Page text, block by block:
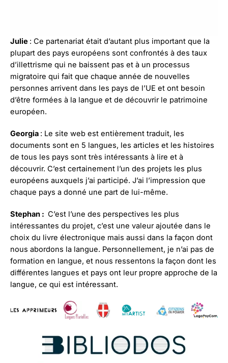
Julie : Ce partenariat était d’autant plus important que la
plupart des pays européens sont confrontés à des taux
d’illettrisme qui ne baissent pas et à un processus
migratoire qui fait que chaque année de nouvelles
personnes arrivent dans les pays de l’UE et ont besoin
d’être formées à la langue et de découvrir le patrimoine
européen.
Georgia : Le site web est entièrement traduit, les
documents sont en 5 langues, les articles et les histoires
de tous les pays sont très intéressants à lire et à
découvrir. C’est certainement l’un des projets les plus
européens auxquels j’ai participé. J’ai l’impression que
chaque pays a donné une part de lui-même.
Stephan : C’est l’une des perspectives les plus
intéressantes du projet, c’est une valeur ajoutée dans le
choix du livre électronique mais aussi dans la façon dont
nous abordons la langue. Personnellement, je n’ai pas de
formation en langue, et nous ressentons la façon dont les
différentes langues et pays ont leur propre approche de la
langue, ce qui est intéressant.